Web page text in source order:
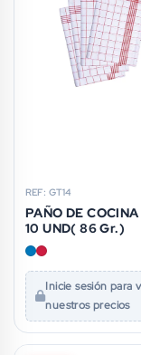
REF: GT14
PAÑO DE
10 UND( 86 Gr.)
Inicie sesión para
nuestros precios